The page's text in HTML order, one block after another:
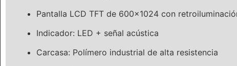
Pantalla LCD TFT de 600×1024 con
Indicador: LED + señal acústica
Carcasa: Polímero industrial de alta resistencia